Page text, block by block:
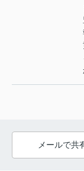
メールで共